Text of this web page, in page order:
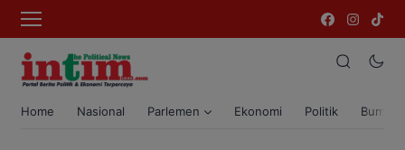
Home Nasional Parlemen Ekonomi Politik Bumi